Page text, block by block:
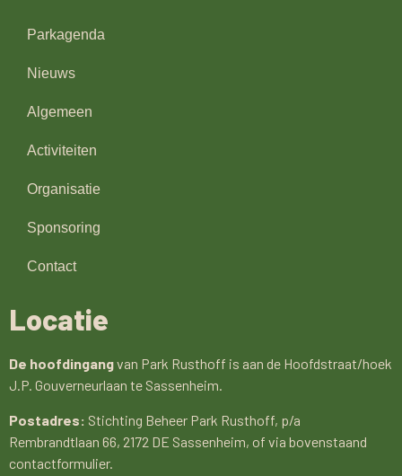
Parkagenda
Nieuws
Algemeen
Activiteiten
Organisatie
Sponsoring
Contact
Locatie
De hoofdingangvan Park Rusthoff is aan de Hoofdstraat/hoek
J.P. Gouverneurlaan te Sassenheim.
Postadres: Stichting Beheer Park Rusthoff, p/a
Rembrandtlaan 66, 2172 DE Sassenheim, of via bovenstaand
contactformulier.